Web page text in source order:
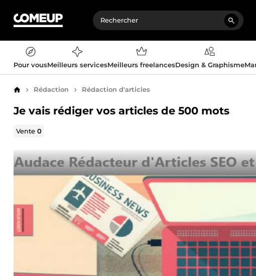
Pour vousMeilleurs servicesMeilleurs freelancesDesign & Graphisme
AccueilRédaction Rédaction d'articles
Je vais rédiger vos articles de 500 mots
Vente0